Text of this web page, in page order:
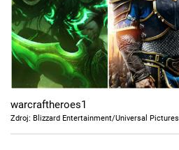
Cool Esport
Pořady
Sledujte prima+
warcraftheroes1
Zdroj: Blizzard Entertainment/Universal Pictures